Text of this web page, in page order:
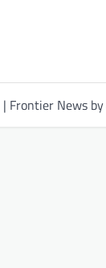
| Frontier News by